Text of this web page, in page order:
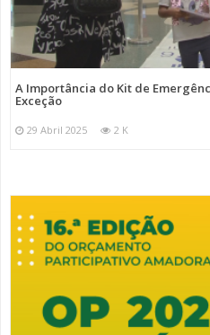
A Importância do Kit de
Exceção
29 Abril 2025 2 K